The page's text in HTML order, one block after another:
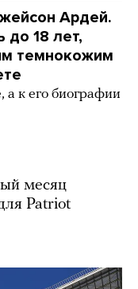
Ардей.
до 18 лет,
темнокожим
а к его биографии
месяц
Patriot